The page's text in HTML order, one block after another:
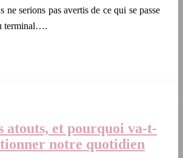
ne serions pas avertis de ce qui se passe
terminal….
atouts, et pourquoi va-t-
notre quotidien